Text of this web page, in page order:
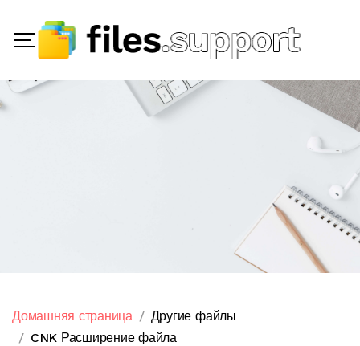
Домашняя страница
Другие файлы
CNK Расширение файла